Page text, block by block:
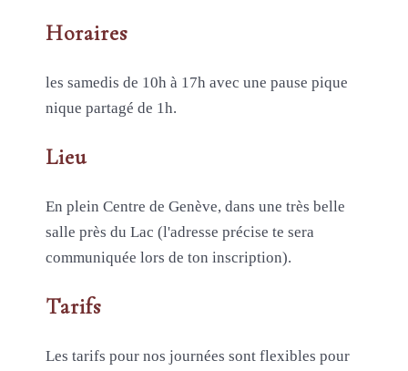
Horaires
les samedis de 10h à 17h avec une pause pique
nique partagé de 1h.
Lieu
En plein Centre de Genève, dans une très belle
salle près du Lac (l'adresse précise te sera
communiquée lors de ton inscription).
Tarifs
Les tarifs pour nos journées sont flexibles pour